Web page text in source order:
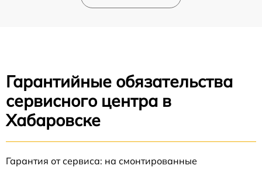
Гарантийные обязательства
сервисного центра в
Хабаровске
Гарантия от сервиса: на смонтированные